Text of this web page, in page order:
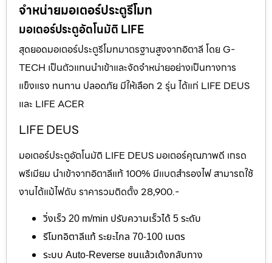
จำหน่ายมอเตอร์ประตูรีโมท
มอเตอร์ประตูอัตโนมัติ LIFE
สุดยอดมอเตอร์ประตูรีโมทมาตรฐานสูงจากอิตาลี โดย G-
TECH เป็นตัวแทนนำเข้าและจัดจำหน่ายอย่างเป็นทางการ
แข็งแรง ทนทาน ปลอดภัย มีให้เลือก 2 รุ่น ได้แก่ LIFE DEUS
และ LIFE ACER
LIFE DEUS
มอเตอร์ประตูอัตโนมัติ LIFE DEUS มอเตอร์คุณภาพดี เกรด
พรีเมียม นำเข้าจากอิตาลีแท้ 100% มีแบตสำรองไฟ สามารถใช้
งานได้แม้ไฟดับ ราคารวมติดตั้ง 28,900.-
วิ่งเร็ว 20 m/min ปรับความเร็วได้ 5 ระดับ
รีโมทอิตาลีแท้ ระยะไกล 70-100 เมตร
ระบบ Auto-Reverse ชนแล้วเด้งกลับทาง